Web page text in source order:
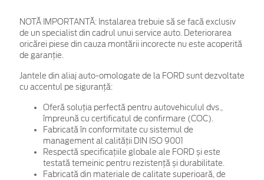
NOTĂ IMPORTANTĂ: Instalarea trebuie să se facă exclusiv
de un specialist din cadrul unui service auto. Deteriorarea
oricărei piese din cauza montării incorecte nu este acoperită
de garanţie.
Jantele din aliaj auto-omologate de la FORD sunt dezvoltate
cu accentul pe siguranță:
Oferă soluția perfectă pentru autovehiculul dvs.,
împreună cu certificatul de confirmare (COC).
Fabricată în conformitate cu sistemul de
management al calității DIN ISO 9001
Respectă specificațiile globale ale FORD și este
testată temeinic pentru rezistență și durabilitate.
Fabricată din materiale de calitate superioară, de